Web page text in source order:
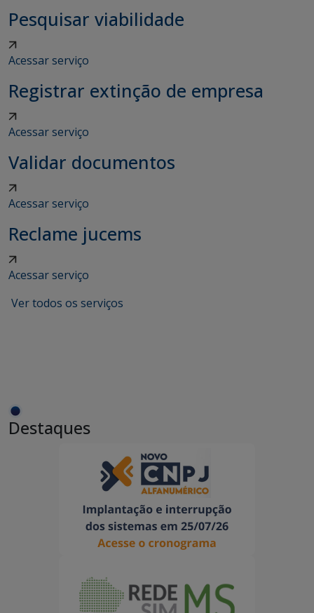
Pesquisar viabilidade
Acessar serviço
Registrar extinção de empresa
Acessar serviço
Validar documentos
Acessar serviço
Reclame jucems
Acessar serviço
Ver todos os serviços
Destaques